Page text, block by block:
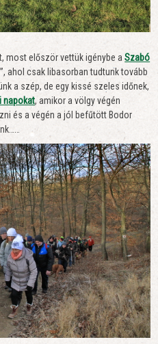
most először vettük igénybe aSzabó
ahol csak libasorban tudtunk tovább
a szép, de egy kissé szeles időnek,
napokat, amikor a völgy végén
és a végén a jól befűtött Bodor